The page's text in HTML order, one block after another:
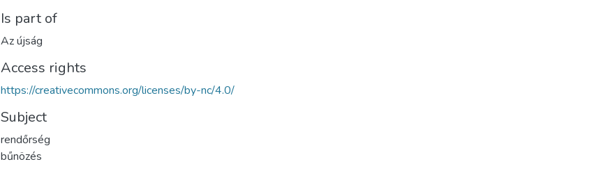
Is part of
Az újság
Access rights
https://creativecommons.org/licenses/by-nc/4.0/
Subject
rendőrség
bűnözés